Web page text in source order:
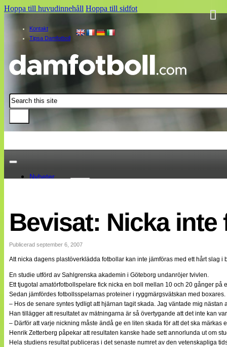
Hoppa till huvudinnehåll Hoppa till sidfot
Kontakt
Tipsa Damfotboll
Sök
Nyheter
Landslaget
EM 2013
Internationellt
Bildreportage
Bloggar
Lagen
Webb-TV
Medlemsbilder
Till klubbkassan
NÄTverket
Split vision
Om oss
Bevisat: Nicka
Publicerad september 6, 2007
Att nicka dagens plastöverklädda fotbollar kan inte jämföras med ett hårt slag i
En studie utförd av Sahlgrenska akademin i Göteborg undanröjer tvivlen.
Ett tjugotal amatörfotbollspelare fick nicka en boll mellan 10 och 20 gånger på
Sedan jämfördes fotbollsspelarnas proteiner i ryggmärgsvätskan med boxares.
– Hos de senare syntes tydligt att hjärnan tagit skada. Jag väntade mig
Han tillägger att resultatet av mätningarna är så övertygande att det inte kan
– Därför att varje nickning måste ändå ge en liten skada för att det ska märkas
Henrik Zetterberg påpekar att resultaten kanske hade sett annorlunda ut om
Hela studiens resultat publiceras i det senaste numret av den vetenskapliga